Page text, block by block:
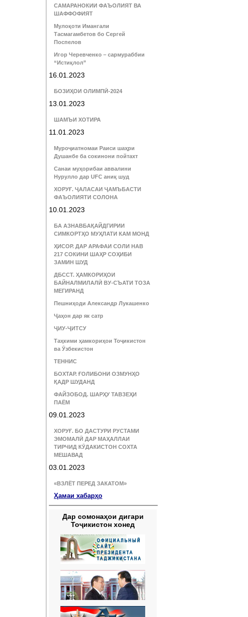
САМАРАНОКИИ ФАЪОЛИЯТ ВА
ШАФФОФИЯТ
Мулоқоти Имангали
Тасмагамбетов бо Сергей
Поспелов
Игор Черевченко – сармураббии
“Истиқлол”
16.01.2023
БОЗИҲОИ ОЛИМПӢ-2024
13.01.2023
ШАМЪИ ХОТИРА
11.01.2023
Муроҷиатномаи Раиси шаҳри
Душанбе ба сокинони пойтахт
Санаи муҳорибаи аввалини
Нурулло дар UFC аниқ шуд
ХОРУҒ. ҶАЛАСАИ ҶАМЪБАСТИ
ФАЪОЛИЯТИ СОЛОНА
10.01.2023
БА АЗНАВБАҚАЙДГИРИИ
СИМКОРТҲО МУҲЛАТИ КАМ МОНД
ҲИСОР. ДАР АРАФАИ СОЛИ НАВ
217 СОКИНИ ШАҲР СОҲИБИ
ЗАМИН ШУД
ДБССТ. ҲАМКОРИҲОИ
БАЙНАЛМИЛАЛӢ ВУ-СЪАТИ ТОЗА
МЕГИРАНД
Пешниҳоди Александр Лукашенко
Ҷаҳон дар як сатр
ҶИУ-ҶИТСУ
Таҳкими ҳамкориҳои Тоҷикистон
ва Ӯзбекистон
ТЕННИС
БОХТАР. ҒОЛИБОНИ ОЗМУНҲО
ҚАДР ШУДАНД
ФАЙЗОБОД. ШАРҲУ ТАВЗЕҲИ
ПАЁМ
09.01.2023
ХОРУҒ. БО ДАСТУРИ РУСТАМИ
ЭМОМАЛӢ ДАР МАҲАЛЛАИ
ТИРЧИД КӮДАКИСТОН СОХТА
МЕШАВАД
03.01.2023
«ВЗЛЁТ ПЕРЕД ЗАКАТОМ»
Ҳамаи хабарҳо
Дар сомонаҳои дигари
Тоҷикистон хонед